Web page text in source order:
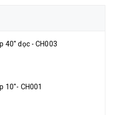
40'' dọc - CH003
10''- CH001